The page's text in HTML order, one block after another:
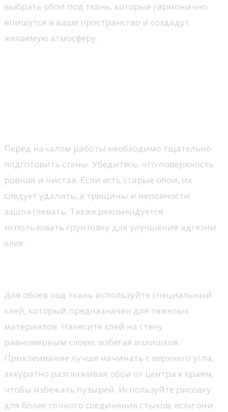
выбрать обои под ткань, которые гармонично
впишутся в ваше пространство и создадут
желаемую атмосферу.
Перед началом работы необходимо тщательно
подготовить стены. Убедитесь, что поверхность
ровная и чистая. Если есть старые обои, их
следует удалить, а трещины и неровности
зашпатлевать. Также рекомендуется
использовать грунтовку для улучшения адгезии
клея.
Для обоев под ткань используйте специальный
клей, который предназначен для тяжелых
материалов. Нанесите клей на стену
равномерным слоем, избегая излишков.
Приклеивание лучше начинать с верхнего угла,
аккуратно разглаживая обои от центра к краям,
чтобы избежать пузырей. Используйте рисовку
для более точного соединения стыков, если они